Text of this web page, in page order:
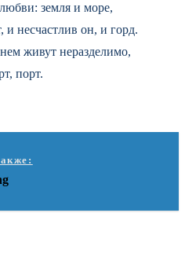
земля и море,
несчастлив он, и горд.
живут неразделимо,
порт.